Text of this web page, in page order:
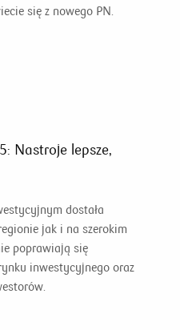
się z nowego PN.
Nastroje lepsze,
dostała
jak i na szerokim
poprawiają się
inwestycyjnego oraz